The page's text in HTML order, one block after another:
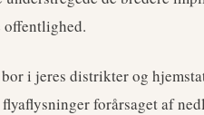
offentlighed.
i jeres distrikter og
forårsaget af